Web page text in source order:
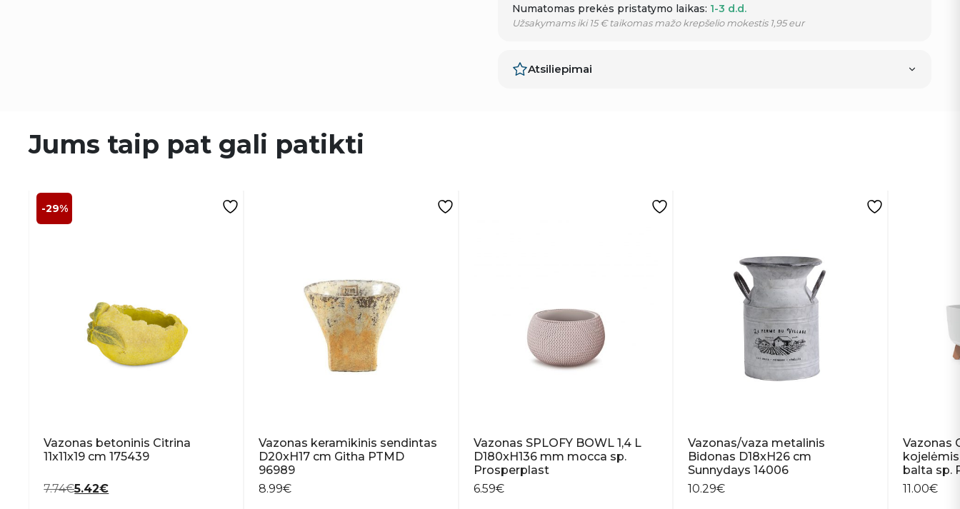
Numatomas prekės pristatymo laikas: 1-3 d.d.
Užsakymams iki 15 € taikomas mažo krepšelio mokestis 1,95 eur
Atsiliepimai
Jums taip pat gali patikti
-29%
Vazonas betoninis Citrina
11x11x19 cm 175439
7.74€
Original5.42€
Current
Vazonas keramikinis sendintas
D20xH17 cm Githa PTMD
96989
8.99€
Vazonas SPLOFY BOWL 1,4 L
D180xH136 mm mocca sp.
Prosperplast
6.59€
Vazonas/vaza metalinis
Bidonas D18xH26 cm
Sunnydays 14006
10.29€
Vazonas
balta sp.
11.00€